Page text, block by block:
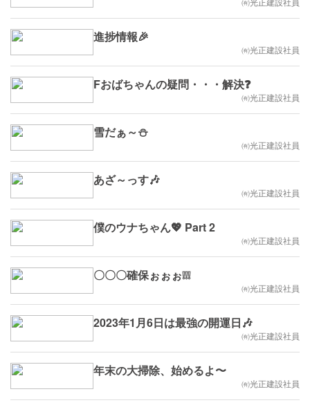
進捗情報🎉
㈲光正建設社員
Fおばちゃんの疑問・・・解決❓
㈲光正建設社員
雪だぁ～⛄
㈲光正建設社員
あざ～っす🎶
㈲光正建設社員
僕のウナちゃん💖 Part 2
㈲光正建設社員
〇〇〇確保ぉぉぉ❕❕❕
㈲光正建設社員
2023年1月6日は最強の開運日🎶
㈲光正建設社員
年末の大掃除、始めるよ〜
㈲光正建設社員